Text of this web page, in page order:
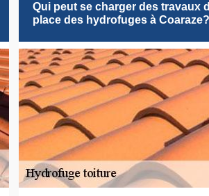
Qui peut se charger des travaux
place des hydrofuges à Coaraze?